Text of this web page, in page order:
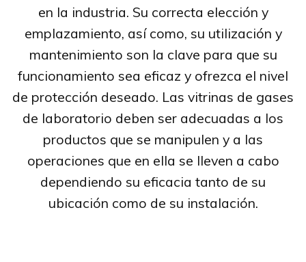
en la industria. Su correcta elección y
emplazamiento, así como, su utilización y
mantenimiento son la clave para que su
funcionamiento sea eficaz y ofrezca el nivel
de protección deseado. Las vitrinas de gases
de laboratorio deben ser adecuadas a los
productos que se manipulen y a las
operaciones que en ella se lleven a cabo
dependiendo su eficacia tanto de su
ubicación como de su instalación.